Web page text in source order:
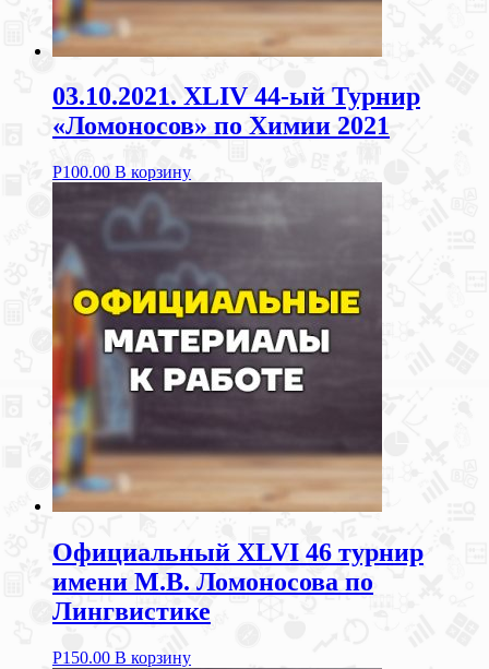
03.10.2021. XLIV 44-ый Турнир
«Ломоносов» по Химии 2021
Р100.00 В корзину
Официальный XLVI 46 турнир
имени М.В. Ломоносова по
Лингвистике
Р150.00 В корзину